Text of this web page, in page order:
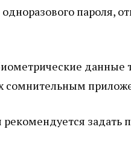
пароля,
сомнительным
задать